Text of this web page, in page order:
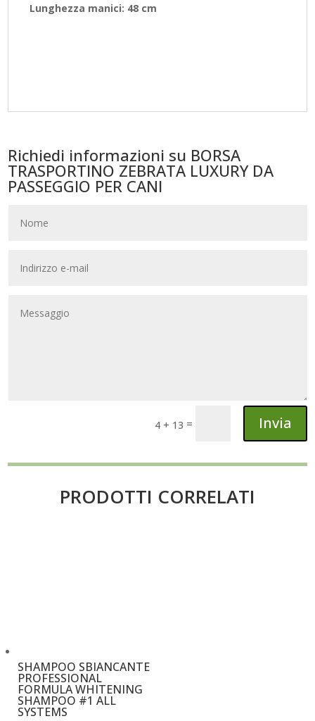
Lunghezza manici: 48 cm
Richiedi informazioni su BORSA
TRASPORTINO ZEBRATA LUXURY DA
PASSEGGIO PER CANI
4 + 13 = Invia
PRODOTTI CORRELATI
SHAMPOO SBIANCANTE
PROFESSIONAL
FORMULA WHITENING
SHAMPOO #1 ALL
SYSTEMS